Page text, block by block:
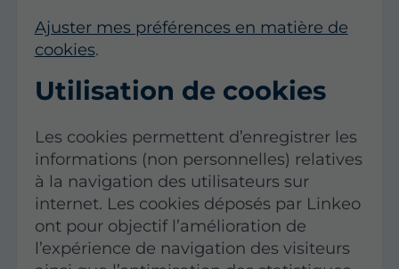
Ajuster mes préférences en matière de
cookies.
Utilisation de cookies
Les cookies permettent d’enregistrer les
informations (non personnelles) relatives
à la navigation des utilisateurs sur
internet. Les cookies déposés par Linkeo
ont pour objectif l’amélioration de
l’expérience de navigation des visiteurs